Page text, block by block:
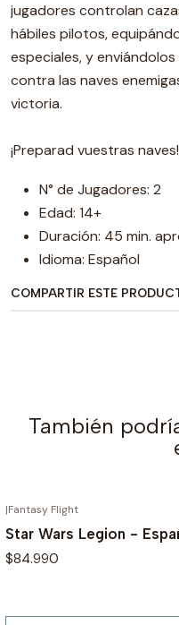
jugadores controlan
hábiles pilotos,
especiales, y
contra las naves
victoria.
¡Preparad vuestras
N° de Jugadores: 2
Edad: 14+
Duración: 45 min.
Idioma: Español
COMPARTIR ESTE
También
|Fantasy Flight
Star Wars Legion -
$84.990